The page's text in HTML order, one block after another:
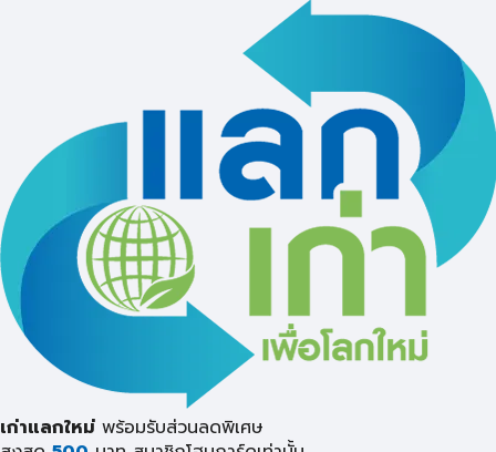
เก่าแลกใหม่ พร้อมรับส่วนลดพิเศษ